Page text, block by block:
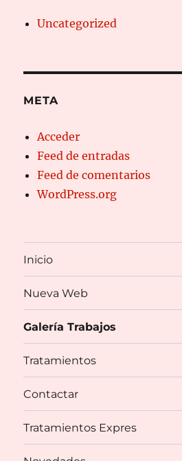
Uncategorized
META
Acceder
Feed de entradas
Feed de comentarios
WordPress.org
Inicio
Nueva Web
Galería Trabajos
Tratamientos
Contactar
Tratamientos Expres